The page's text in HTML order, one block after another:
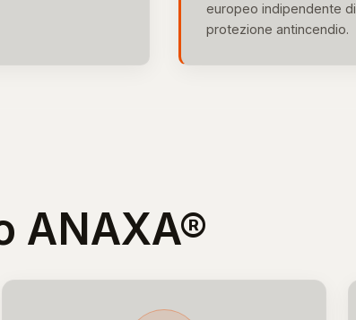
europeo indipendente di
protezione antincendio.
ANAXA®